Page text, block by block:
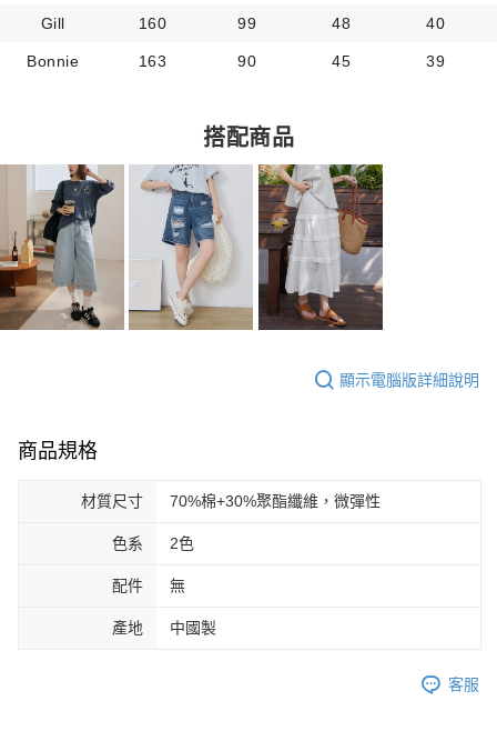
Gill 160 99 48 40
Bonnie 163 90 45 39
搭配商品
顯示電腦版詳細說明
商品規格
材質尺寸 70%棉+30%聚酯纖維，微彈性
色系 2色
配件 無
產地 中國製
客服